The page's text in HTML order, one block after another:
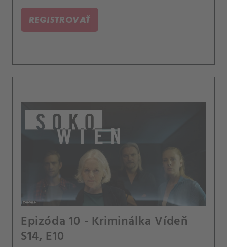
REGISTROVAŤ
Epizóda 10 - Kriminálka Vídeň
S14, E10